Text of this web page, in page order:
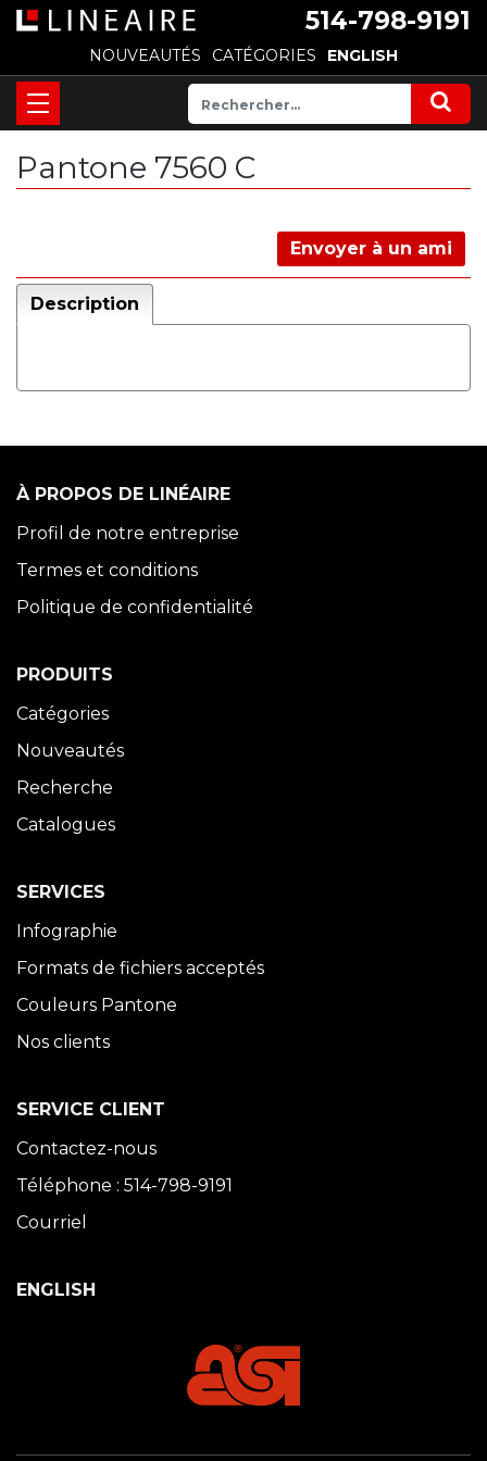
514-798-9191
NOUVEAUTÉS CATÉGORIES ENGLISH
Pantone 7560 C
Envoyer à un ami
Description
À PROPOS DE LINÉAIRE
Profil de notre entreprise
Termes et conditions
Politique de confidentialité
PRODUITS
Catégories
Nouveautés
Recherche
Catalogues
SERVICES
Infographie
Formats de fichiers acceptés
Couleurs Pantone
Nos clients
SERVICE CLIENT
Contactez-nous
Téléphone : 514-798-9191
Courriel
ENGLISH